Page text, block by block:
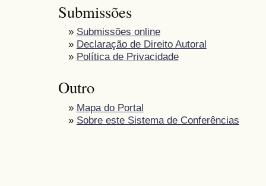
Submissões
» Submissões online
» Declaração de Direito Autoral
» Política de Privacidade
Outro
» Mapa do Portal
» Sobre este Sistema de Conferências